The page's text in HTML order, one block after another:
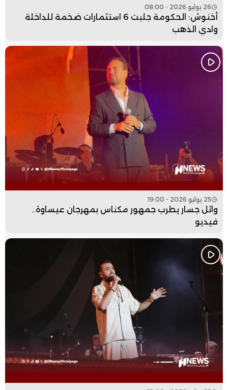
26 يوليو 2026 - 08:00
أخنوش: الحكومة جلبت 6 استثمارات ضخمة للداخلة
وادي الذهب
25 يوليو 2026 - 19:00
وائل جسار يطرب جمهور مكناس بمهرجان عيساوة..
فيديو